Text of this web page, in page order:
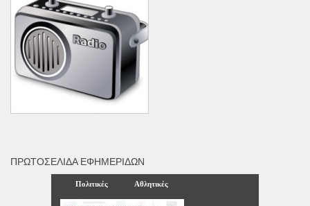
ΠΡΩΤΟΣΈΛΙΔΑ ΕΦΗΜΕΡΊΔΩΝ